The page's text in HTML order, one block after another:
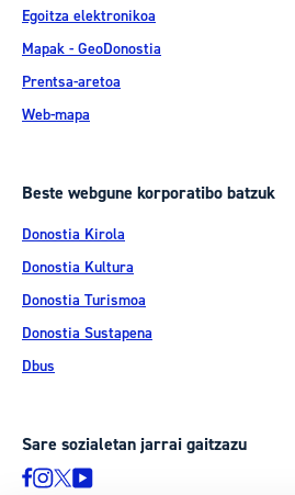
Egoitza elektronikoa
Mapak - GeoDonostia
Prentsa-aretoa
Web-mapa
Beste webgune korporatibo batzuk
Donostia Kirola
Donostia Kultura
Donostia Turismoa
Donostia Sustapena
Dbus
Sare sozialetan jarrai gaitzazu